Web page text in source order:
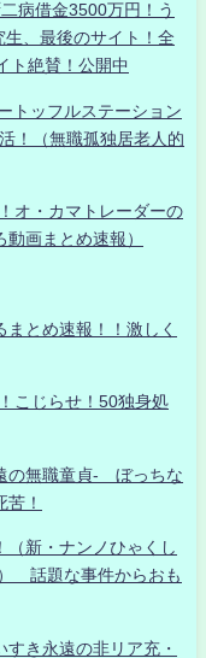
病借金3500万円！う
、最後のサイト！全
ト絶賛！公開中
トッフルステーション
！（無職孤独居老人的
オ・カマトレーダーの
画まとめ速報）
とめ速報！！激しく
こじらせ！50独身処
無職童貞- ぼっちな
！
（新・ナンノひゃくし
話題な事件からおも
き永遠の非リア充・